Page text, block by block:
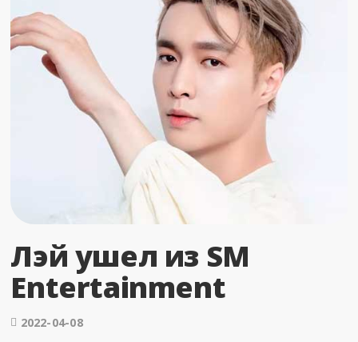
Лэй ушел из SM
Entertainment
2022-04-08